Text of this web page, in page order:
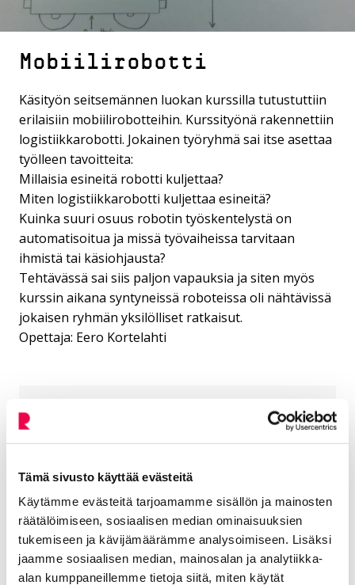
Tämä sivusto käyttää evästeitä
Käytämme evästeitä tarjoamamme sisällön ja mainosten
räätälöimiseen, sosiaalisen median ominaisuuksien
tukemiseen ja kävijämäärämme analysoimiseen. Lisäksi
jaamme sosiaalisen median, mainosalan ja analytiikka-
alan kumppaneillemme tietoja siitä, miten käytät
Mobiilirobotti
Käsityön seitsemännen luokan kurssilla tutustuttiin
erilaisiin mobiilirobotteihin. Kurssityönä rakennettiin
logistiikkarobotti. Jokainen työryhmä sai itse asettaa
työlleen tavoitteita:
Millaisia esineitä robotti kuljettaa?
Miten logistiikkarobotti kuljettaa esineitä?
Kuinka suuri osuus robotin työskentelystä on
automatisoitua ja missä työvaiheissa tarvitaan
ihmistä tai käsiohjausta?
Tehtävässä sai siis paljon vapauksia ja siten myös
kurssin aikana syntyneissä roboteissa oli nähtävissä
jokaisen ryhmän yksilölliset ratkaisut.
Opettaja: Eero Kortelahti
Ole hyvä jahyväksy markkinointievästeet
katsoaksesi videon.